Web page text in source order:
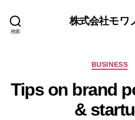
検索
株式会社モワ
BUSINESS
Tips on brand
&